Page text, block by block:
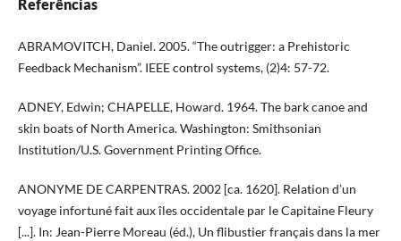
Referências
ABRAMOVITCH, Daniel. 2005. “The outrigger: a Prehistoric
Feedback Mechanism”. IEEE control systems, (2)4: 57-72.
ADNEY, Edwin; CHAPELLE, Howard. 1964. The bark canoe and
skin boats of North America. Washington: Smithsonian
Institution/U.S. Government Printing Office.
ANONYME DE CARPENTRAS. 2002 [ca. 1620]. Relation d’un
voyage infortuné fait aux îles occidentale par le Capitaine Fleury
[...]. In: Jean-Pierre Moreau (éd.), Un flibustier français dans la mer